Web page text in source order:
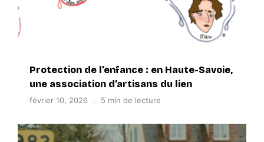
Protection de l’enfance : en Haute-Savoie,
une association d’artisans du lien
février 10, 2026 5 min de lecture